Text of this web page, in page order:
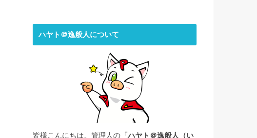
ハヤト＠逸般人について
皆様こんにちは。管理人の 「ハヤト＠逸般人（い